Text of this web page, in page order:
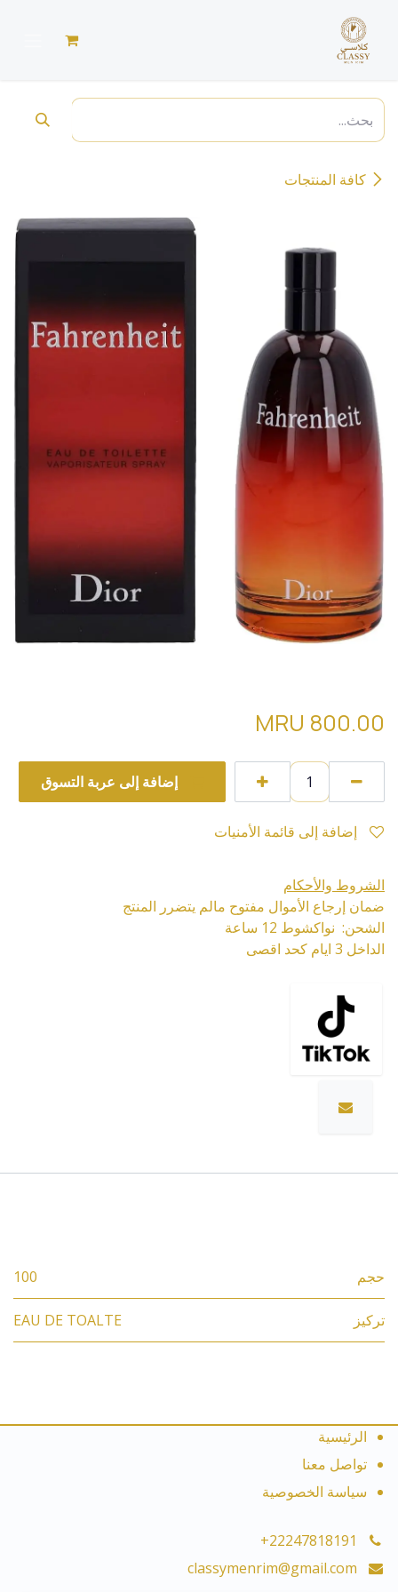
كافة المنتجات
800.00
إضافة إلى عربة التسوق
الشروط والأحكام
ضمان إرجاع الأموال مفتوح مالم يتضرر المنتج
الشحن: نواكشوط 12 ساعة
الداخل 3 ايام كحد اقصى
حجم 100
تركيز EAU DE TOALTE
الرئيسية
تواصل معنا
سياسة الخصوصية
+22247818191
classymenrim@gmail.com